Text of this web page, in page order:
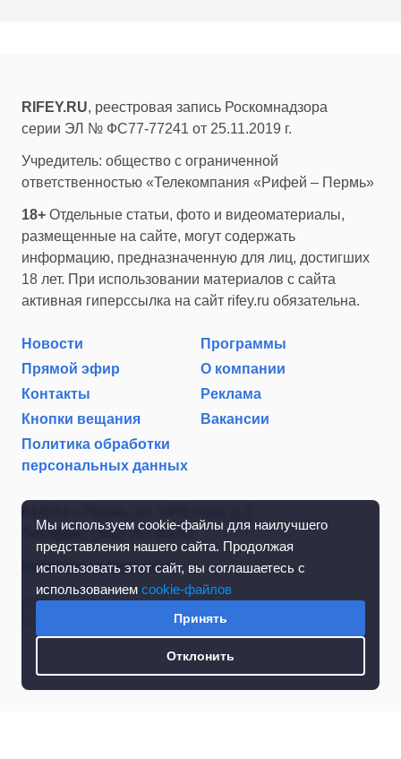
Мы используем cookie-файлы для наилучшего
представления нашего сайта. Продолжая
использовать этот сайт, вы соглашаетесь с
использованием cookie-файлов
Принять
Отклонить
RIFEY.RU, реестровая запись Роскомнадзора
серии ЭЛ № ФС77-77241 от 25.11.2019 г.
Учредитель: общество с ограниченной
ответственностью «Телекомпания «Рифей – Пермь»
18+ Отдельные статьи, фото и видеоматериалы,
размещенные на сайте, могут содержать
информацию, предназначенную для лиц, достигших
18 лет. При использовании материалов с сайта
активная гиперссылка на сайт rifey.ru обязательна.
Новости
Программы
Прямой эфир
О компании
Контакты
Реклама
Кнопки вещания
Вакансии
Политика обработки
персональных данных
Тел./факс: (342) 267-85-35
Написать в редакцию